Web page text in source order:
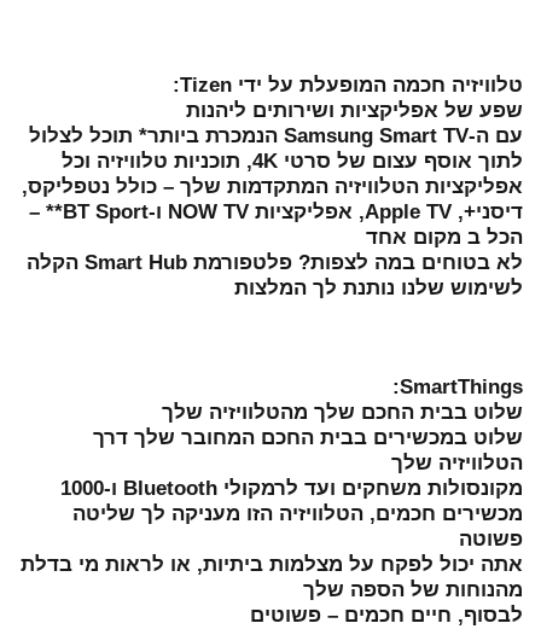
טלוויזיה חכמה המופעלת על ידי Tizen:
שפע של אפליקציות ושירותים ליהנות
עם ה-Samsung Smart TV הנמכרת ביותר* תוכל לצלול
לתוך אוסף עצום של סרטי 4K, תוכניות טלוויזיה וכל
אפליקציות הטלוויזיה המתקדמות שלך – כולל נטפליקס,
דיסני+, Apple TV, אפליקציות NOW TV ו-BT Sport** –
הכל ב מקום אחד
לא בטוחים במה לצפות? פלטפורמת Smart Hub הקלה
לשימוש שלנו נותנת לך המלצות
SmartThings:
שלוט בבית החכם שלך מהטלוויזיה שלך
שלוט במכשירים בבית החכם המחובר שלך דרך
הטלוויזיה שלך
מקונסולות משחקים ועד לרמקולי Bluetooth ו-1000
מכשירים חכמים, הטלוויזיה הזו מעניקה לך שליטה
פשוטה
אתה יכול לפקח על מצלמות ביתיות, או לראות מי בדלת
מהנוחות של הספה שלך
לבסוף, חיים חכמים – פשוטים